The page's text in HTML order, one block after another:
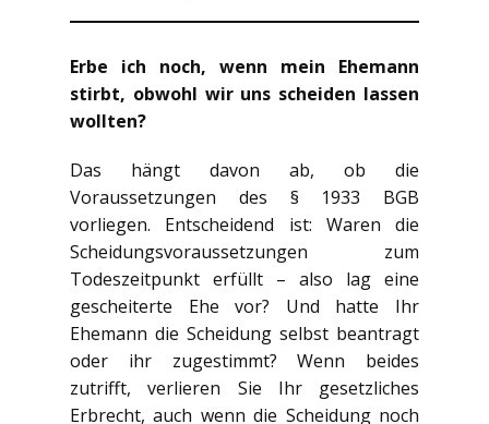
Erbe ich noch, wenn mein Ehemann
stirbt, obwohl wir uns scheiden lassen
wollten?
Das hängt davon ab, ob die
Voraussetzungen des § 1933 BGB
vorliegen. Entscheidend ist: Waren die
Scheidungsvoraussetzungen zum
Todeszeitpunkt erfüllt – also lag eine
gescheiterte Ehe vor? Und hatte Ihr
Ehemann die Scheidung selbst beantragt
oder ihr zugestimmt? Wenn beides
zutrifft, verlieren Sie Ihr gesetzliches
Erbrecht, auch wenn die Scheidung noch